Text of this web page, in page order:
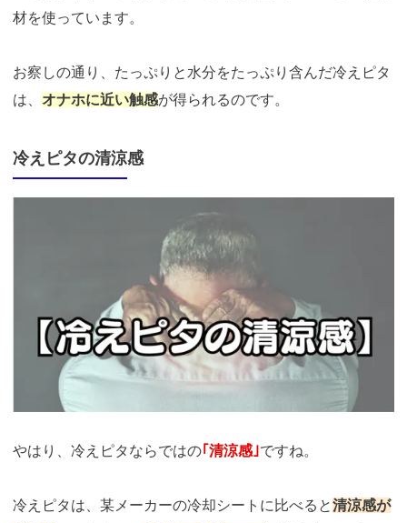
材を使っています。
お察しの通り、たっぷりと水分をたっぷり含んだ冷えピタ
は、 オナホに近い触感が得られるのです。
冷えピタの清涼感
やはり、冷えピタならではの｢清涼感｣ですね。
冷えピタは、某メーカーの冷却シートに比べると清涼感が